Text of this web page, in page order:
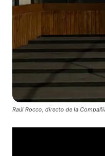
Raúl Rocco, directo de la